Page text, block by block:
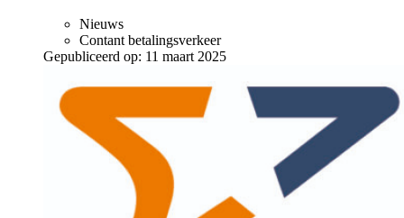
Nieuws
Contant betalingsverkeer
Gepubliceerd op: 11 maart 2025